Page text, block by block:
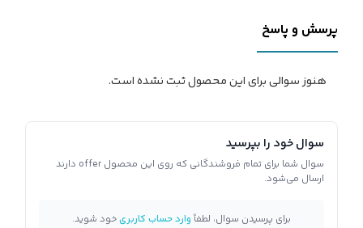
پرسش و پاسخ
هنوز سوالی برای این محصول ثبت نشده است.
سوال خود را بپرسید
سوال شما برای تمام فروشندگانی که روی این محصول offer دارند
ارسال می‌شود.
برای پرسیدن سوال، لطفاًوارد حساب کاربریخود شوید.